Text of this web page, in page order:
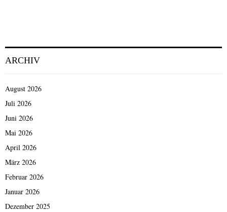
ARCHIV
August 2026
Juli 2026
Juni 2026
Mai 2026
April 2026
März 2026
Februar 2026
Januar 2026
Dezember 2025